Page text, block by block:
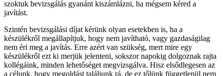
szoktuk bevizsgálás gyanánt kiszámlázni, ha mégsem kéred a
javítást.
Szintén bevizsgálási díjat kérünk olyan esetekben is, ha a
készülékről megállapítjuk, hogy nem javítható, vagy gazdaságilag
nem éri meg a javítás. Erre azért van szükség, mert mire egy
készülékről ezt ki merjük jelenteni, sokszor napokig dolgoznak rajta
kollégáink, minden lehetőséget megvizsgálva. Hisz elsődlegesen az
a célunk, hogy megoldást találjunk rá, de ez tőlünk függetlenül nem